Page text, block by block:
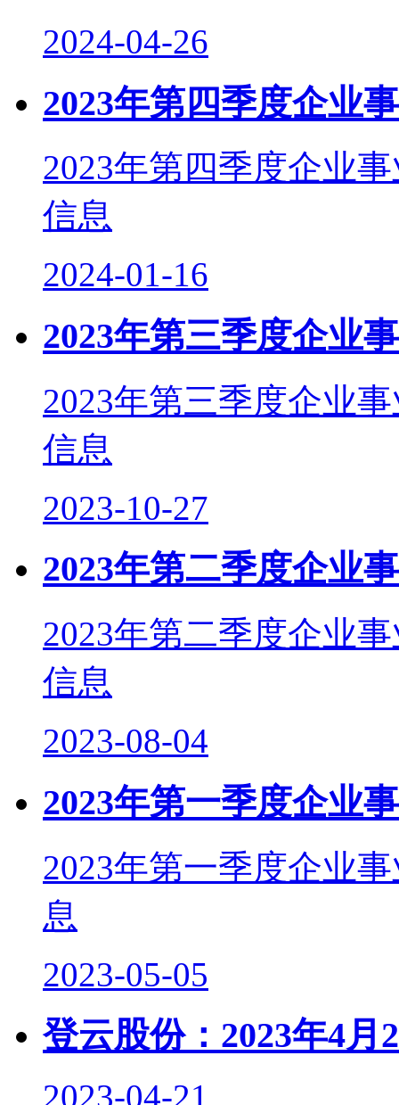
2024-04-26
2023年第四季度企业
2023年第四季度企业
信息
2024-01-16
2023年第三季度企业
2023年第三季度企业
信息
2023-10-27
2023年第二季度企业
2023年第二季度企业
信息
2023-08-04
2023年第一季度企业
2023年第一季度企业
息
2023-05-05
登云股份：2023年4
2023-04-21